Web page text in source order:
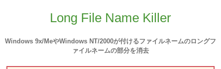
Long File Name Killer
Windows 9x/MeやWindows NT/2000が付けるファイルネームのロングフ
ァイルネームの部分を消去